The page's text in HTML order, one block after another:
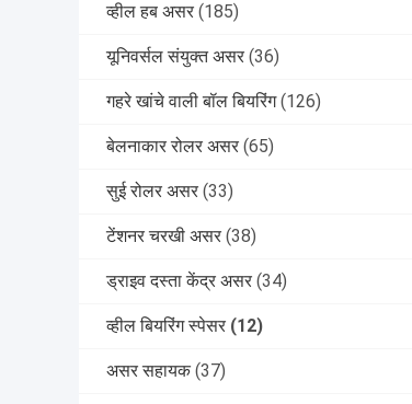
व्हील हब असर (185)
यूनिवर्सल संयुक्त असर (36)
गहरे खांचे वाली बॉल बियरिंग (126)
बेलनाकार रोलर असर (65)
सुई रोलर असर (33)
टेंशनर चरखी असर (38)
ड्राइव दस्ता केंद्र असर (34)
व्हील बियरिंग स्पेसर (12)
असर सहायक (37)